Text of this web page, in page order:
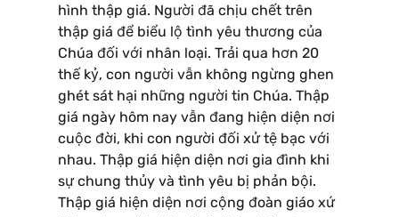
hình thập giá. Người đã chịu chết trên
thập giá để biểu lộ tình yêu thương của
Chúa đối với nhân loại. Trải qua hơn 20
thế kỷ, con người vẫn không ngừng ghen
ghét sát hại những người tin Chúa. Thập
giá ngày hôm nay vẫn đang hiện diện nơi
cuộc đời, khi con người đối xử tệ bạc với
nhau. Thập giá hiện diện nơi gia đình khi
sự chung thủy và tình yêu bị phản bội.
Thập giá hiện diện nơi cộng đoàn giáo xứ